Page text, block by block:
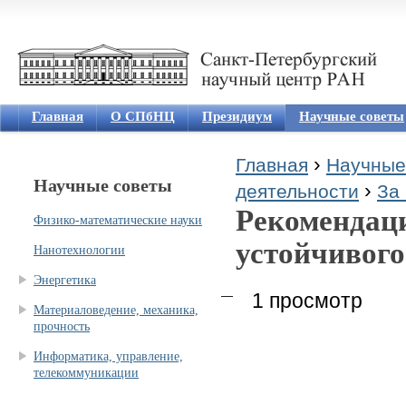
Главная О СПбНЦ Президиум Научные советы
Вы здесь
Главная ›
деятельности › За
1 просмотр
Научные советы
Физико-математические науки
Нанотехнологии
Энергетика
Материаловедение, механика,
прочность
Информатика, управление,
телекоммуникации